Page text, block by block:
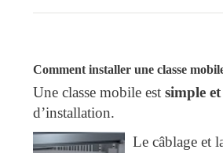
Comment installer une classe
Une classe mobile est simple
d’installation.
Le câblage et